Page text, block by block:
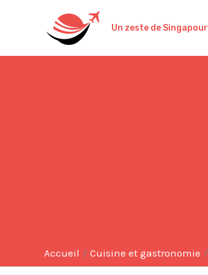
Un zeste de Singapour
Accueil Cuisine et gastronomie